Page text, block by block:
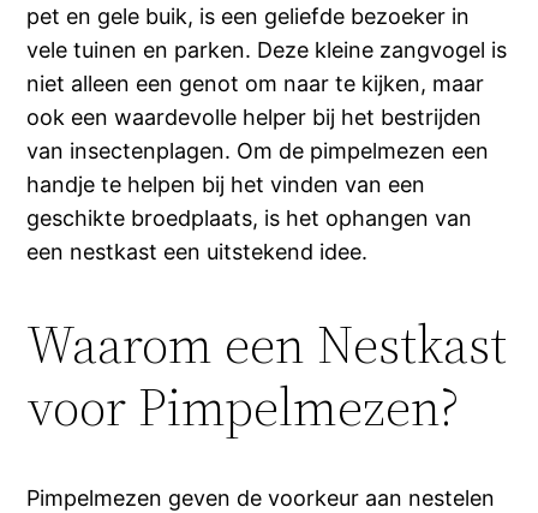
pet en gele buik, is een geliefde bezoeker in
vele tuinen en parken. Deze kleine zangvogel is
niet alleen een genot om naar te kijken, maar
ook een waardevolle helper bij het bestrijden
van insectenplagen. Om de pimpelmezen een
handje te helpen bij het vinden van een
geschikte broedplaats, is het ophangen van
een nestkast een uitstekend idee.
Waarom een Nestkast
voor Pimpelmezen?
Pimpelmezen geven de voorkeur aan nestelen